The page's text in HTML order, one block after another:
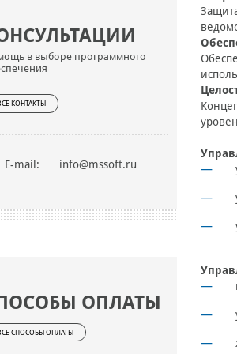
в выборе программного
КОНТАКТЫ
E-mail: info@mssoft.ru
ОПЛАТЫ
СПОСОБЫ ОПЛАТЫ